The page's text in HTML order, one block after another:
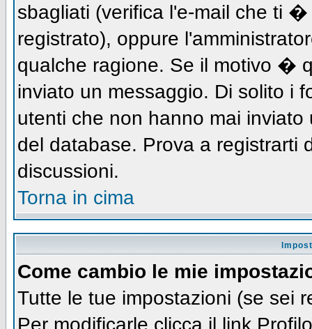
sbagliati (verifica l'e-mail che ti
registrato), oppure
qualche ragione. Se il motivo �
inviato un messaggio. Di solito i
utenti che non hanno mai
del database. Prova a registrarti
discussioni.
Torna in cima
Come cambio le mie
Tutte le tue impostazioni (se sei
Per modificarle clicca il link Profilo